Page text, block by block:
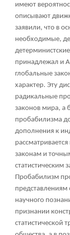
имеют
описывают
заявили, что в
необходимые,
принадлежал и
глобальные
характер. Эту
радикальные
законов мира, а
пробабилизма
дополнения к
законам и
статистическим
Пробабилизм
научного
признании
статистической